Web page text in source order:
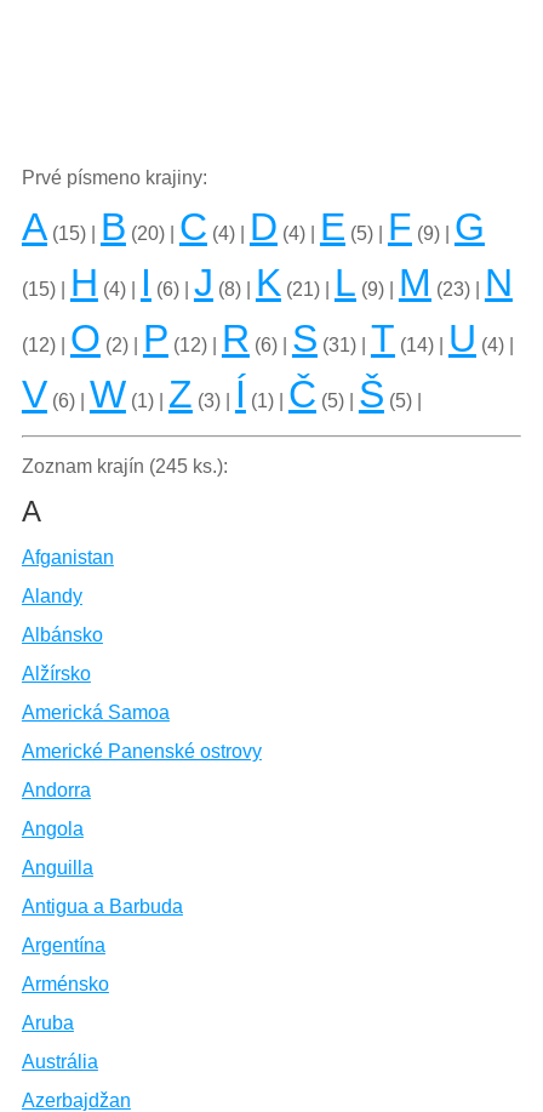
Prvé písmeno krajiny:
A(15) | B (20) | C (4) | D (4) | E (5) | F (9) | G
(15) | H (4) | I (6) | J (8) | K (21) | L (9) | M (23) | N
(12) | O (2) | P (12) | R (6) | S (31) | T (14) | U (4) |
V (6) | W (1) | Z (3) | Í (1) | Č (5) | Š (5) |
Zoznam krajín (245 ks.):
A
Afganistan
Alandy
Albánsko
Alžírsko
Americká Samoa
Americké Panenské ostrovy
Andorra
Angola
Anguilla
Antigua a Barbuda
Argentína
Arménsko
Aruba
Austrália
Azerbajdžan